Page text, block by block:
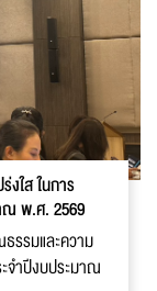
งใส ในการ
ณ พ.ศ. 2569
รรมและความ
จำปีงบประมาณ